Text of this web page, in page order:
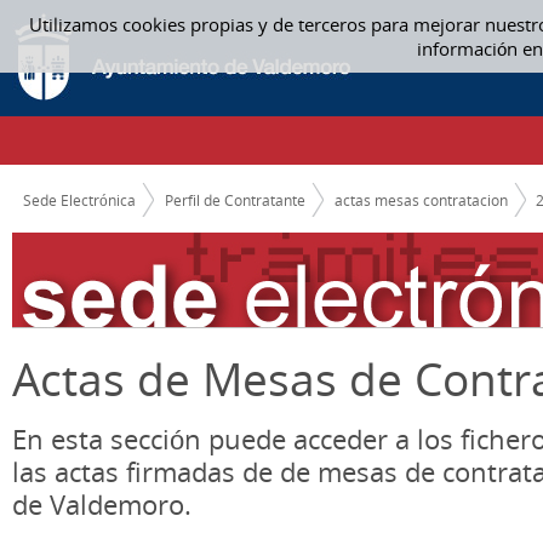
Utilizamos cookies propias y de terceros para mejorar
información
Saltar al contenido
ACTAS MESAS CONTRATACION
CAMINO DE MIGAS
Sede Electrónica Perfil de Contratante actas mesas contratacion
Actas de Mesas de
En esta sección puede acceder a los
las actas firmadas de de mesas de
de Valdemoro.